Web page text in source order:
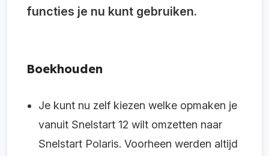
functies je nu kunt gebruiken.
Boekhouden
Je kunt nu zelf kiezen welke opmaken je
vanuit Snelstart 12 wilt omzetten naar
Snelstart Polaris. Voorheen werden altijd